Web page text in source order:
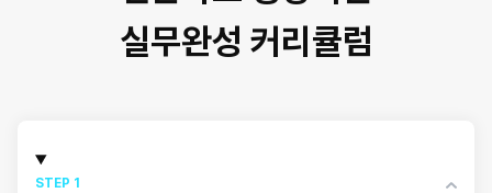
실무완성 커리큘럼
STEP 1